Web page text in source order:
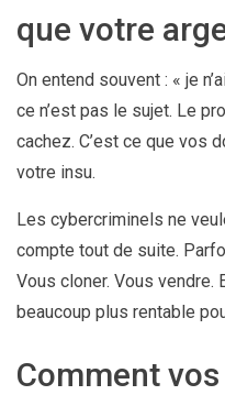
que votre
On entend souvent : « je
ce n’est pas le sujet. Le
cachez. C’est ce que vos
votre insu.
Les cybercriminels ne
compte tout de suite.
Vous cloner. Vous vendre.
beaucoup plus rentable
Comment